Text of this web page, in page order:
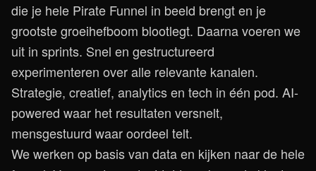
die je hele Pirate Funnel in beeld brengt en je
grootste groeihefboom blootlegt. Daarna voeren we
uit in sprints. Snel en gestructureerd
experimenteren over alle relevante kanalen.
Strategie, creatief, analytics en tech in één pod. AI-
powered waar het resultaten versnelt,
mensgestuurd waar oordeel telt.
We werken op basis van data en kijken naar de hele